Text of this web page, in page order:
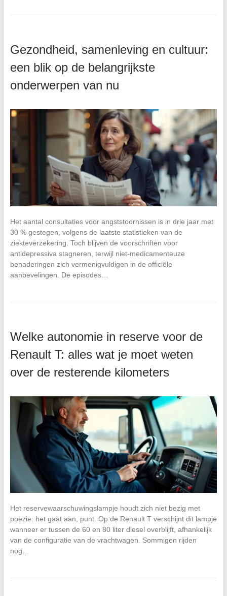
Gezondheid, samenleving en cultuur:
een blik op de belangrijkste
onderwerpen van nu
Het aantal consultaties voor angststoornissen is in drie jaar met
30 % gestegen, volgens de laatste statistieken van de
ziekteverzekering. Toch blijven de voorschriften voor
antidepressiva stagneren, terwijl niet-medicamenteuze
benaderingen zich vermenigvuldigen in de officiële
aanbevelingen. De episodes…
Welke autonomie in reserve voor de
Renault T: alles wat je moet weten
over de resterende kilometers
Het reservewaarschuwingslampje houdt zich niet bezig met
poëzie: het gaat aan, punt. Op de Renault T verschijnt dit lampje
wanneer er tussen de 60 en 80 liter diesel overblijft, afhankelijk
van de configuratie van de vrachtwagen. Sommigen rijden
nog…